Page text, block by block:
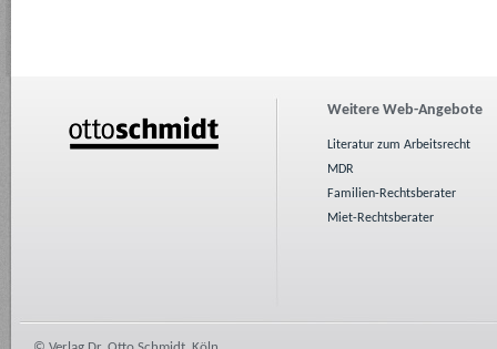
Weitere Web-Angebote
Literatur zum Arbeitsrecht
MDR
Familien-Rechtsberater
Miet-Rechtsberater